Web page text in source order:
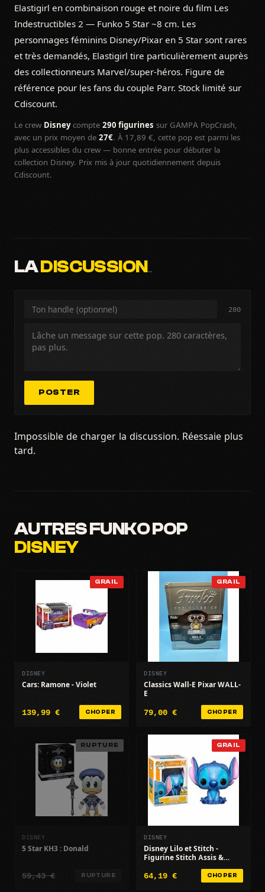
Elastigirl en combinaison rouge et noire du film Les
Indestructibles 2 — Funko 5 Star ~8 cm. Les
personnages féminins Disney/Pixar en 5 Star sont rares
et très demandés, Elastigirl tire particulièrement auprès
des collectionneurs Marvel/super-héros. Figure de
référence pour les fans du couple Parr. Stock limité sur
Cdiscount.
Le crew Disneycompte 290 figurines sur GAMPA PopCrash,
avec un prix moyen de 27€. À 17,89 €, cette pop est parmi les
plus accessibles du crew — bonne entrée pour débuter la
collection Disney. Prix mis à jour quotidiennement depuis
Cdiscount.
LADISCUSSION…
280
POSTER
Impossible de charger la discussion. Réessaie plus
tard.
AUTRES FUNKO POP
DISNEY
GRAIL
DISNEY
Cars: Ramone - Violet
139,99 € CHOPER
GRAIL
DISNEY
Classics Wall-E Pixar WALL-
E
79,00 € CHOPER
RUPTURE
DISNEY
5 Star KH3 : Donald
59,43 € RUPTURE
GRAIL
DISNEY
Disney Lilo et Stitch -
Figurine Stitch Assis &
64,19 € CHOPER